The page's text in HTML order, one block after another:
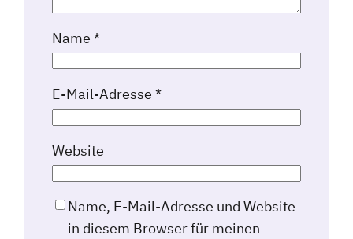
Name*
E-Mail-Adresse*
Website
Name, E-Mail-Adresse und Website
in diesem Browser für meinen